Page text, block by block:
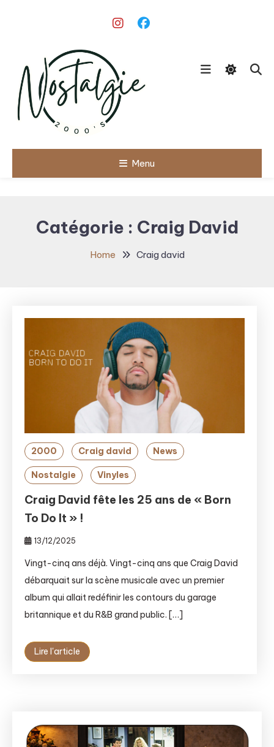
Nostalgie
Menu
Catégorie : Craig David
Home Craig david
2000 Craig david News
Nostalgie Vinyles
Craig David fête les 25 ans de « Born
To Do It » !
13/12/2025
Vingt-cinq ans déjà. Vingt-cinq ans que Craig David
débarquait sur la scène musicale avec un premier
album qui allait redéfinir les contours du garage
britannique et du R&B grand public. […]
Lire l'article